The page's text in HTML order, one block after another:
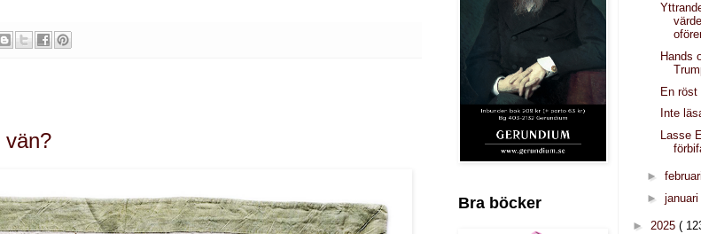
vän?
Bra böcker
Hands
En röst
Inte
Lasse
►
► januari
► 2025 (